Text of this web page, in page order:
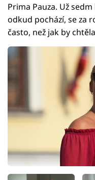
Prima Pauza. Už
odkud pochází, se za
často, než jak by